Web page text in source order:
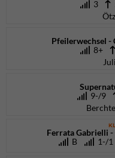
3
Pfeilerwechsel -
8+
9-/9
Ferrata Gabrielli
B
1-/